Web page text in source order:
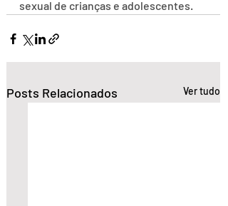
sexual de crianças e adolescentes.
Posts Relacionados Ver tudo